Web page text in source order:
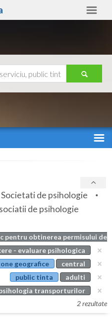
Societati de psihologie
de psihologie
pentru obtinerea permisului de
- evaluare psihologica
geografice
central
public tinta
adulti
transporturilor
2 rezultate